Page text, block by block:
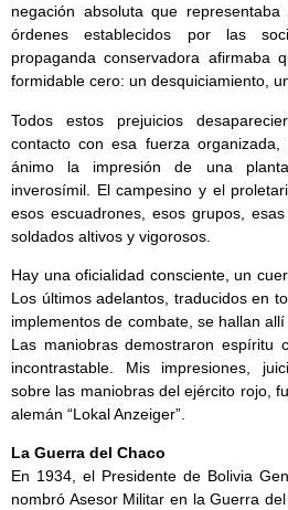
negación absoluta que
órdenes establecidos por las
propaganda conservadora afirmaba
formidable cero: un desquiciamiento,
Todos estos prejuicios
contacto con esa fuerza
ánimo la impresión de una
inverosímil. El campesino y el
esos escuadrones, esos grupos,
soldados altivos y vigorosos.
Hay una oficialidad consciente, un
Los últimos adelantos, traducidos en
implementos de combate, se hallan
Las maniobras demostraron espíritu
incontrastable. Mis impresiones,
sobre las maniobras del ejército rojo,
alemán “Lokal Anzeiger”.
La Guerra del Chaco
En 1934, el Presidente de Bolivia
nombró Asesor Militar en la Guerra